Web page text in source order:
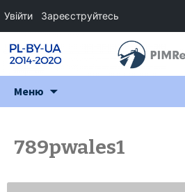
Меню
789pwales1
Увійти Зареєструйтесь